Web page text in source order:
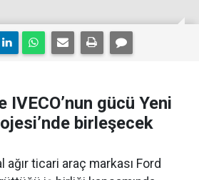
gücü Yeni
birleşecek
ağır ticari araç markası Ford